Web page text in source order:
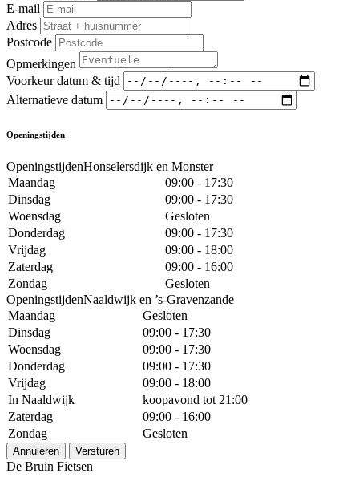
E-mail
Adres
Postcode
Opmerkingen
Voorkeur datum & tijd
Alternatieve datum
Openingstijden
OpeningstijdenHonselersdijk en Monster
Maandag
09:00 - 17:30
Dinsdag
09:00 - 17:30
Woensdag
Gesloten
Donderdag
09:00 - 17:30
Vrijdag
09:00 - 18:00
Zaterdag
09:00 - 16:00
Zondag
Gesloten
OpeningstijdenNaaldwijk en ’s-Gravenzande
Maandag
Gesloten
Dinsdag
09:00 - 17:30
Woensdag
09:00 - 17:30
Donderdag
09:00 - 17:30
Vrijdag
09:00 - 18:00
In Naaldwijk
koopavond tot 21:00
Zaterdag
09:00 - 16:00
Zondag
Gesloten
Annuleren Versturen
De Bruin Fietsen